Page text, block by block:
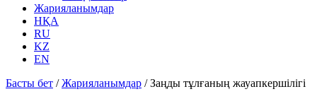
Жарияланымдар
НҚА
RU
KZ
EN
Басты бет /Жарияланымдар /Заңды тұлғаның жауапкершілігі